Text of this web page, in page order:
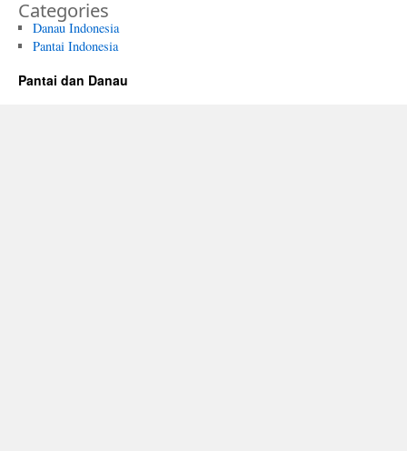
Categories
Danau Indonesia
Pantai Indonesia
Pantai dan Danau